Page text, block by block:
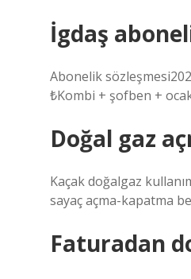
İgdaş
Abonelik
₺ Kombi + şofben +
Doğal gaz
Kaçak doğalgaz
sayaç açma-kapatma
Faturadan